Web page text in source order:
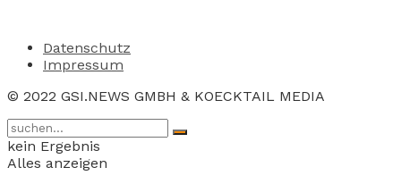
Datenschutz
Impressum
© 2022 GSI.NEWS GMBH & KOECKTAIL MEDIA
kein Ergebnis
Alles anzeigen